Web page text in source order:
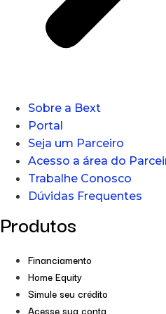
Sobre a Bext
Portal
Seja um Parceiro
Acesso a área do
Trabalhe Conosco
Dúvidas Frequentes
Produtos
Financiamento
Home Equity
Simule seu crédito
Acesse sua conta